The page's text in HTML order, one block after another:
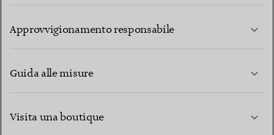
Approvvigionamento responsabile
Guida alle misure
Visita una boutique